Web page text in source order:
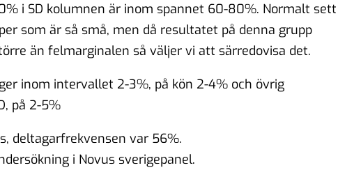
i SD kolumnen är inom spannet 60-80%. Normalt sett
som är så små, men då resultatet på denna grupp
än felmarginalen så väljer vi att särredovisa det.
inom intervallet 2-3%, på kön 2-4% och övrig
på 2-5%
deltagarfrekvensen var 56%.
i Novus sverigepanel.